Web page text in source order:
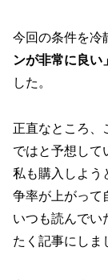
今回の条件を冷
ンが非常に良い」
した。
正直なところ、
ではと予想して
私も購入しよう
争率が上がって
いつも読んでい
たく記事にしま